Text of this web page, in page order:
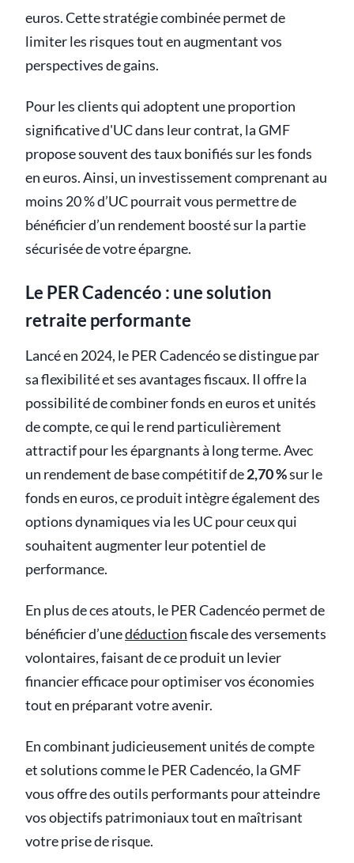
euros. Cette stratégie combinée permet de
limiter les risques tout en augmentant vos
perspectives de gains.
Pour les clients qui adoptent une proportion
significative d'UC dans leur contrat, la GMF
propose souvent des taux bonifiés sur les fonds
en euros. Ainsi, un investissement comprenant au
moins 20 % d’UC pourrait vous permettre de
bénéficier d’un rendement boosté sur la partie
sécurisée de votre épargne.
Le PER Cadencéo : une solution
retraite performante
Lancé en 2024, le PER Cadencéo se distingue par
sa flexibilité et ses avantages fiscaux. Il offre la
possibilité de combiner fonds en euros et unités
de compte, ce qui le rend particulièrement
attractif pour les épargnants à long terme. Avec
un rendement de base compétitif de2,70 %sur le
fonds en euros, ce produit intègre également des
options dynamiques via les UC pour ceux qui
souhaitent augmenter leur potentiel de
performance.
En plus de ces atouts, le PER Cadencéo permet de
bénéficier d’unedéductionfiscale des versements
volontaires, faisant de ce produit un levier
financier efficace pour optimiser vos économies
tout en préparant votre avenir.
En combinant judicieusement unités de compte
et solutions comme le PER Cadencéo, la GMF
vous offre des outils performants pour atteindre
vos objectifs patrimoniaux tout en maîtrisant
votre prise de risque.